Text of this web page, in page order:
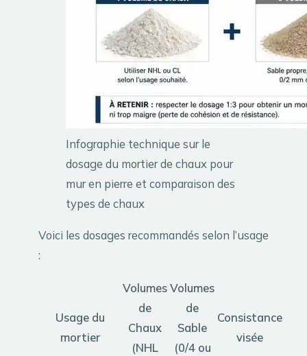
Infographie technique sur le
dosage du mortier de chaux pour
mur en pierre et comparaison des
types de chaux
Voici les dosages recommandés selon l’usage
:
Usage du
mortier
Volumes
de
Chaux
(NHL
Volumes
de
Sable
(0/4 ou
Consistance
visée